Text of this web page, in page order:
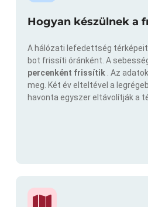
Hogyan készülnek a
A hálózati lefedettség
bot frissíti óránként. A
percenként frissítik . Az
meg. Két év elteltével a
havonta egyszer eltávolítják a